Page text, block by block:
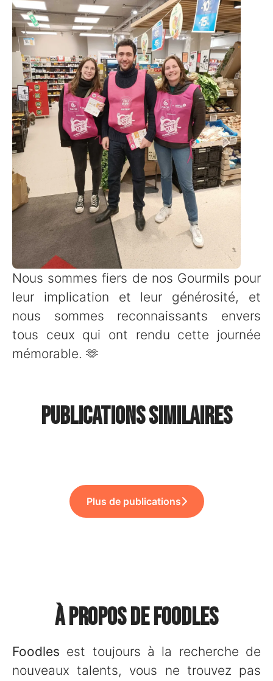
Nous sommes fiers de nos Gourmils pour
leur implication et leur générosité, et
nous sommes reconnaissants envers
tous ceux qui ont rendu cette journée
mémorable. 🫶
Publications similaires
🏆 Foodles primé pour son
🌱 Bingo RSE : un challenge
annuel… et une soirée au
📸 Un nouveau shooting
Plus de publications
À propos de Foodles
Foodles est toujours à la recherche de
nouveaux talents, vous ne trouvez pas